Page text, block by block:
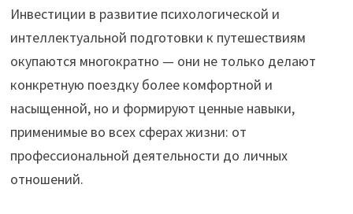
Инвестиции в развитие психологической и
интеллектуальной подготовки к путешествиям
окупаются многократно — они не только делают
конкретную поездку более комфортной и
насыщенной, но и формируют ценные навыки,
применимые во всех сферах жизни: от
профессиональной деятельности до личных
отношений.